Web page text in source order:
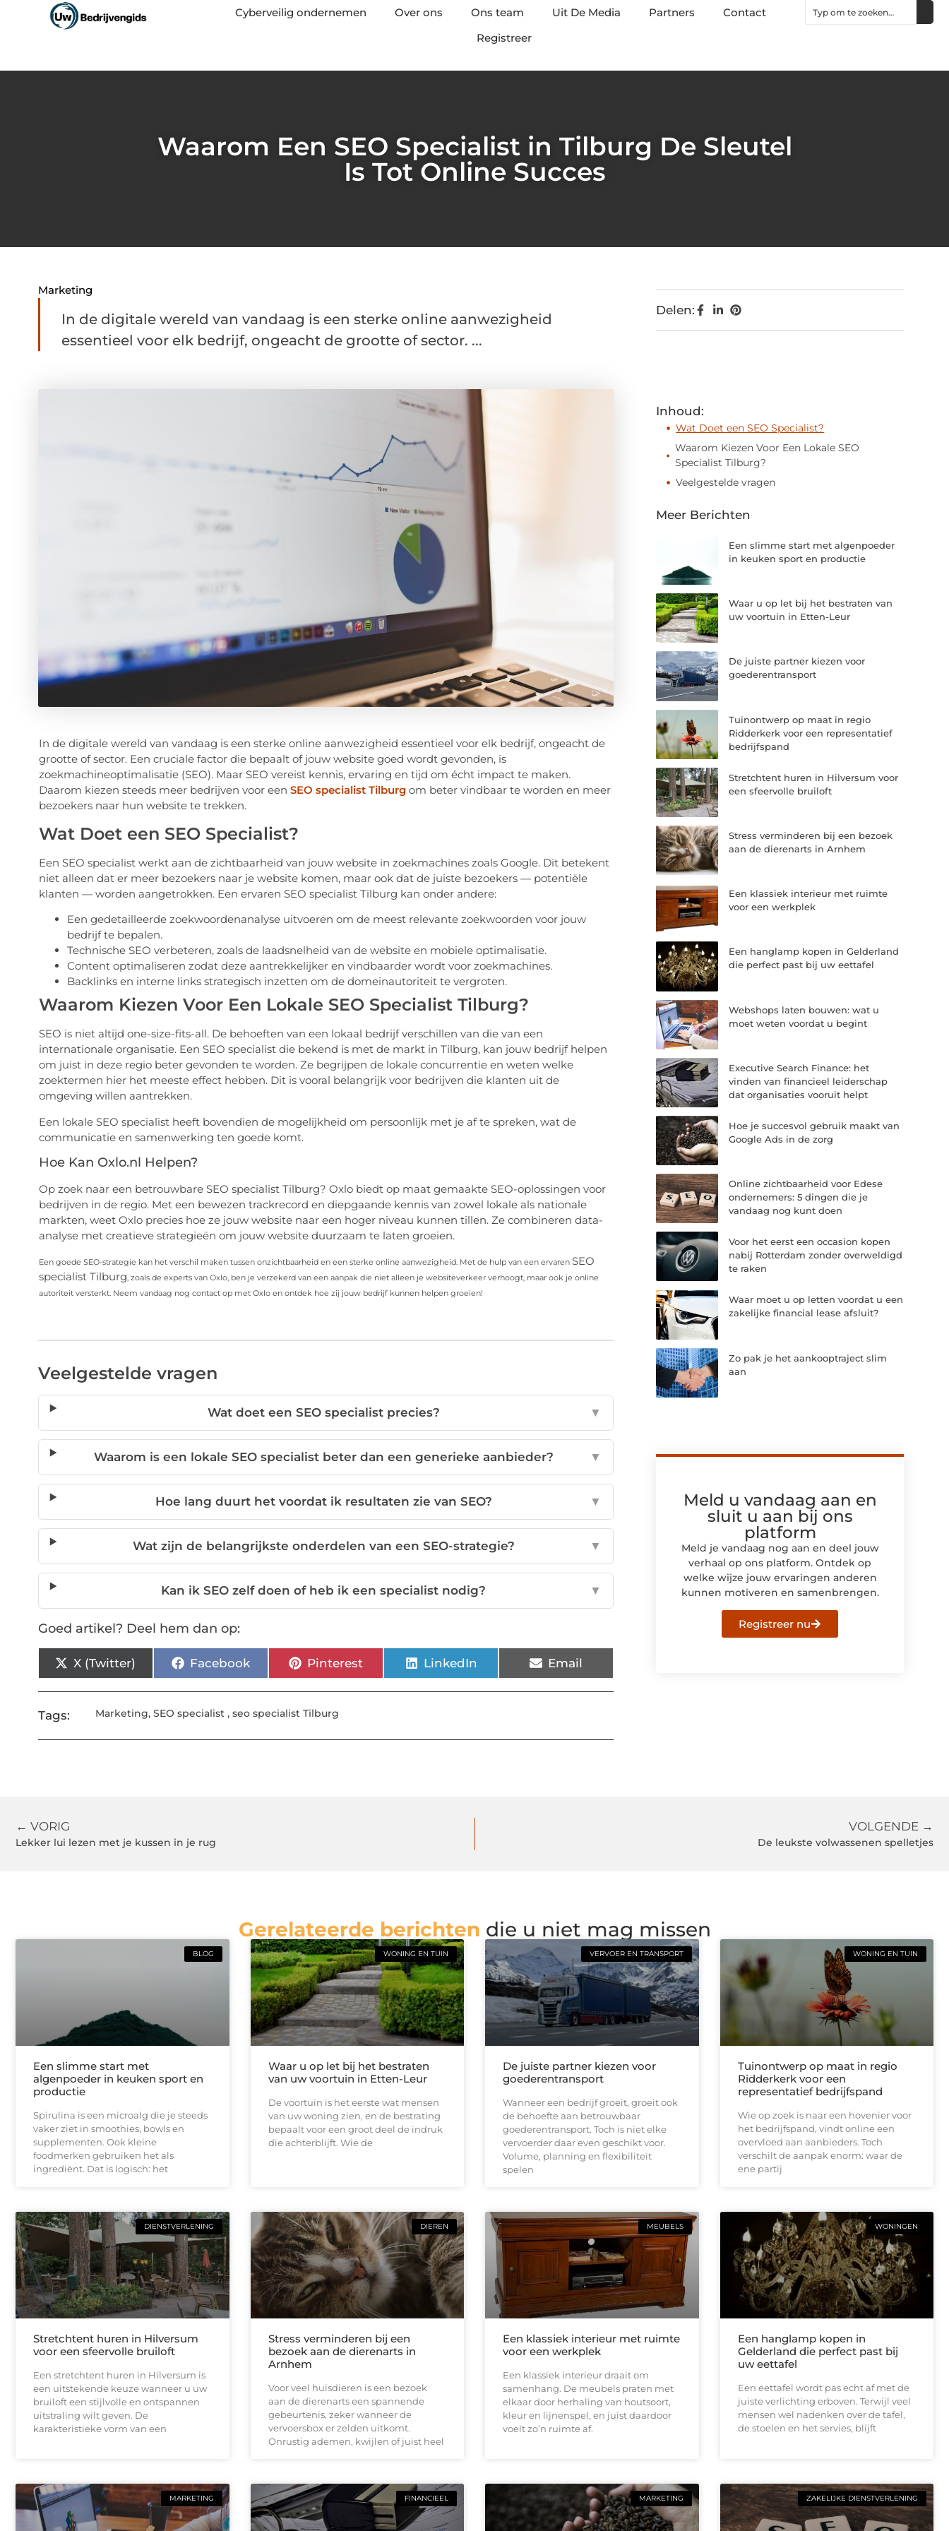
Cyberveilig ondernemen Over ons Ons team Uit De Media Partners
Contact
Registreer
Waarom Een SEO Specialist in Tilburg De Sleutel
Is Tot Online Succes
Marketing
In de digitale wereld van vandaag is een sterke online aanwezigheid
essentieel voor elk bedrijf, ongeacht de grootte of sector. ...
In de digitale wereld van vandaag is een sterke online aanwezigheid essentieel voor elk bedrijf, ongeacht de
grootte of sector. Een cruciale factor die bepaalt of jouw website goed wordt gevonden, is
zoekmachineoptimalisatie (SEO). Maar SEO vereist kennis, ervaring en tijd om écht impact te maken.
Daarom kiezen steeds meer bedrijven voor een SEO specialist Tilburgom beter vindbaar te worden en meer
bezoekers naar hun website te trekken.
Wat Doet een SEO Specialist?
Een SEO specialist werkt aan de zichtbaarheid van jouw website in zoekmachines zoals Google. Dit betekent
niet alleen dat er meer bezoekers naar je website komen, maar ook dat de juiste bezoekers — potentiële
klanten — worden aangetrokken. Een ervaren SEO specialist Tilburg kan onder andere:
Een gedetailleerde zoekwoordenanalyse uitvoeren om de meest relevante zoekwoorden voor jouw
bedrijf te bepalen.
Technische SEO verbeteren, zoals de laadsnelheid van de website en mobiele optimalisatie.
Content optimaliseren zodat deze aantrekkelijker en vindbaarder wordt voor zoekmachines.
Backlinks en interne links strategisch inzetten om de domeinautoriteit te vergroten.
Waarom Kiezen Voor Een Lokale SEO Specialist Tilburg?
SEO is niet altijd one-size-fits-all. De behoeften van een lokaal bedrijf verschillen van die van een
internationale organisatie. Een SEO specialist die bekend is met de markt in Tilburg, kan jouw bedrijf helpen
om juist in deze regio beter gevonden te worden. Ze begrijpen de lokale concurrentie en weten welke
zoektermen hier het meeste effect hebben. Dit is vooral belangrijk voor bedrijven die klanten uit de
omgeving willen aantrekken.
Een lokale SEO specialist heeft bovendien de mogelijkheid om persoonlijk met je af te spreken, wat de
communicatie en samenwerking ten goede komt.
Hoe Kan Oxlo.nl Helpen?
Op zoek naar een betrouwbare SEO specialist Tilburg? Oxlo biedt op maat gemaakte SEO-oplossingen voor
bedrijven in de regio. Met een bewezen trackrecord en diepgaande kennis van zowel lokale als nationale
markten, weet Oxlo precies hoe ze jouw website naar een hoger niveau kunnen tillen. Ze combineren data-
analyse met creatieve strategieën om jouw website duurzaam te laten groeien.
Een goede SEO-strategie kan het verschil maken tussen onzichtbaarheid en een sterke online aanwezigheid. Met de hulp van een ervaren SEO
specialist Tilburg, zoals de experts van Oxlo, ben je verzekerd van een aanpak die niet alleen je websiteverkeer verhoogt, maar ook je online
autoriteit versterkt. Neem vandaag nog contact op met Oxlo en ontdek hoe zij jouw bedrijf kunnen helpen groeien!
Veelgestelde vragen
Wat doet een SEO specialist precies? ▼
Waarom is een lokale SEO specialist beter dan een generieke aanbieder? ▼
Hoe lang duurt het voordat ik resultaten zie van SEO? ▼
Wat zijn de belangrijkste onderdelen van een SEO-strategie? ▼
Kan ik SEO zelf doen of heb ik een specialist nodig? ▼
Goed artikel? Deel hem dan op:
X (Twitter) Facebook Pinterest LinkedIn Email
Tags: Marketing,SEO specialist ,seo specialist Tilburg
Delen:
Inhoud:
Wat Doet een SEO Specialist?
Waarom Kiezen Voor Een Lokale SEO
Specialist Tilburg?
Veelgestelde vragen
Meer Berichten
Een slimme start met algenpoeder
in keuken sport en productie
Waar u op let bij het bestraten van
uw voortuin in Etten-Leur
De juiste partner kiezen voor
goederentransport
Tuinontwerp op maat in regio
Ridderkerk voor een representatief
bedrijfspand
Stretchtent huren in Hilversum voor
een sfeervolle bruiloft
Stress verminderen bij een bezoek
aan de dierenarts in Arnhem
Een klassiek interieur met ruimte
voor een werkplek
Een hanglamp kopen in Gelderland
die perfect past bij uw eettafel
Webshops laten bouwen: wat u
moet weten voordat u begint
Executive Search Finance: het
vinden van financieel leiderschap
dat organisaties vooruit helpt
Hoe je succesvol gebruik maakt van
Google Ads in de zorg
Online zichtbaarheid voor Edese
ondernemers: 5 dingen die je
vandaag nog kunt doen
Voor het eerst een occasion kopen
nabij Rotterdam zonder overweldigd
te raken
Waar moet u op letten voordat u een
zakelijke financial lease afsluit?
Zo pak je het aankooptraject slim
aan
Meld u vandaag aan en
sluit u aan bij ons
platform
Meld je vandaag nog aan en deel jouw
verhaal op ons platform. Ontdek op
welke wijze jouw ervaringen anderen
kunnen motiveren en samenbrengen.
Registreer nu
← VORIG
Lekker lui lezen met je kussen in je rug
VOLGENDE →
De leukste volwassenen spelletjes
Gerelateerde berichten die u niet mag missen
BLOG
Een slimme start met
algenpoeder in keuken sport en
productie
Spirulina is een microalg die je steeds
vaker ziet in smoothies, bowls en
supplementen. Ook kleine
foodmerken gebruiken het als
ingrediënt. Dat is logisch: het
WONING EN TUIN
Waar u op let bij het bestraten
van uw voortuin in Etten-Leur
De voortuin is het eerste wat mensen
van uw woning zien, en de bestrating
bepaalt voor een groot deel de indruk
die achterblijft. Wie de
VERVOER EN TRANSPORT
De juiste partner kiezen voor
goederentransport
Wanneer een bedrijf groeit, groeit ook
de behoefte aan betrouwbaar
goederentransport. Toch is niet elke
vervoerder daar even geschikt voor.
Volume, planning en flexibiliteit
spelen
WONING EN TUIN
Tuinontwerp op maat in regio
Ridderkerk voor een
representatief bedrijfspand
Wie op zoek is naar een hovenier voor
het bedrijfspand, vindt online een
overvloed aan aanbieders. Toch
verschilt de aanpak enorm: waar de
ene partij
DIENSTVERLENING
Stretchtent huren in Hilversum
voor een sfeervolle bruiloft
Een stretchtent huren in Hilversum is
een uitstekende keuze wanneer u uw
bruiloft een stijlvolle en ontspannen
uitstraling wilt geven. De
karakteristieke vorm van een
DIEREN
Stress verminderen bij een
bezoek aan de dierenarts in
Arnhem
Voor veel huisdieren is een bezoek
aan de dierenarts een spannende
gebeurtenis, zeker wanneer de
vervoersbox er zelden uitkomt.
Onrustig ademen, kwijlen of juist heel
MEUBELS
Een klassiek interieur met ruimte
voor een werkplek
Een klassiek interieur draait om
samenhang. De meubels praten met
elkaar door herhaling van houtsoort,
kleur en lijnenspel, en juist daardoor
voelt zo’n ruimte af.
WONINGEN
Een hanglamp kopen in
Gelderland die perfect past bij
uw eettafel
Een eettafel wordt pas echt af met de
juiste verlichting erboven. Terwijl veel
mensen wel nadenken over de tafel,
de stoelen en het servies, blijft
MARKETING FINANCIEEL MARKETING ZAKELIJKE DIENSTVERLENING